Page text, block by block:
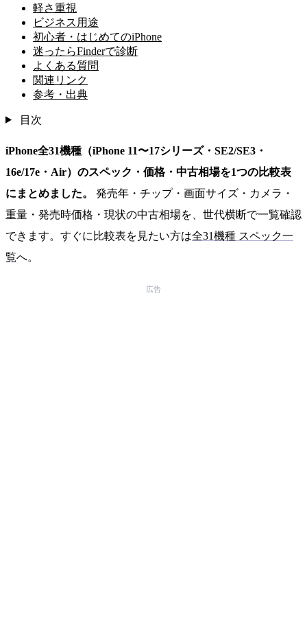
軽さ重視
ビジネス用途
初心者・はじめてのiPhone
迷ったらFinderで診断
よくある質問
関連リンク
参考・出典
目次
iPhone全31機種（iPhone 11〜17シリーズ・SE2/SE3・
16e/17e・Air）のスペック・価格・中古相場を1つの比較表
にまとめました。
発売年・チップ・画面サイズ・カメラ・
重量・発売時価格・現状の中古相場を、世代横断で一覧確認
できます。すぐに比較表を見たい方は全31機種 スペック一
覧へ。
広告